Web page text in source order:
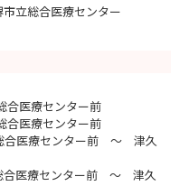
立総合医療センター
医療センター前
医療センター前
医療センター前 ～ 津久
医療センター前 ～ 津久